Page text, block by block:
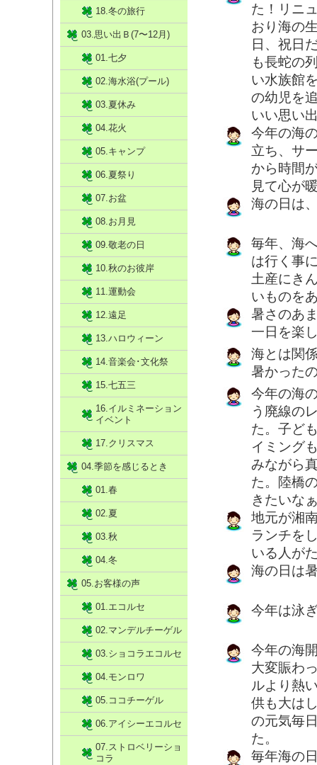
た！リニ
おり海の
日、祝日
も長蛇の
い水族館
の幼児を
いい思い
今年の海
立ち、サ
から時間
見て心が
海の日は
毎年、海
は行く事
土産にき
いものを
暑さのあ
一日を楽
海とは関
暑かった
今年の海
う廃線の
た。子ど
イミング
みながら
た。陸橋
きたいな
地元が湘
ランチを
いる人が
海の日は
今年は泳
今年の海
大変賑わ
ルより熱
供も大は
の元気毎
た。
毎年海の
18.冬の旅行
03.思い出Ｂ(7〜12月)
01.七夕
02.海水浴(プール)
03.夏休み
04.花火
05.キャンプ
06.夏祭り
07.お盆
08.お月見
09.敬老の日
10.秋のお彼岸
11.運動会
12.遠足
13.ハロウィーン
14.音楽会･文化祭
15.七五三
16.イルミネーション
イベント
17.クリスマス
04.季節を感じるとき
01.春
02.夏
03.秋
04.冬
05.お客様の声
01.エコルセ
02.マンデルチーゲル
03.ショコラエコルセ
04.モンロワ
05.ココチーゲル
06.アイシーエコルセ
07.ストロベリーショ
コラ